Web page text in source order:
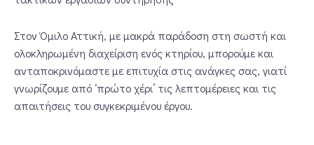
Στον Όμιλο Αττική, με μακρά παράδοση στη σωστή και
ολοκληρωμένη διαχείριση ενός κτηρίου, μπορούμε και
ανταποκρινόμαστε με επιτυχία στις ανάγκες σας, γιατί
γνωρίζουμε από ‘πρώτο χέρι’ τις λεπτομέρειες και τις
απαιτήσεις του συγκεκριμένου έργου.